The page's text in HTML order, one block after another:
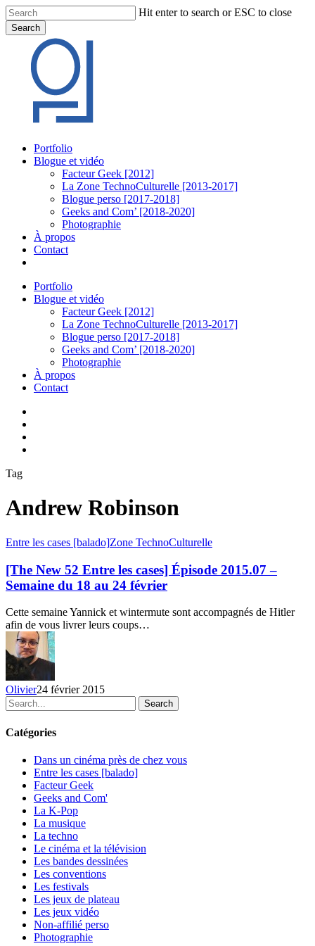
Skip
to
main
content
Hit enter to search or ESC to close
Search
Search
Menu
Portfolio
Blogue et vidéo
Facteur Geek [2012]
La Zone TechnoCulturelle [2013-2017]
Blogue perso [2017-2018]
Geeks and Com’ [2018-2020]
Photographie
À propos
Contact
Portfolio
Blogue et vidéo
Facteur Geek [2012]
La Zone TechnoCulturelle [2013-2017]
Blogue perso [2017-2018]
Geeks and Com’ [2018-2020]
Photographie
À propos
Contact
Tag
Andrew Robinson
[The
52
Entre
les
Épisode
2015.07
Semaine
du
18
au
24
Entre les cases [balado]Zone TechnoCulturelle
[The New 52 Entre les cases] Épisode 2015.07 –
Semaine du 18 au 24 février
Cette semaine Yannick et wintermute sont accompagnés de Hitler
afin de vous livrer leurs coups…
Olivier24 février 2015
Search
Catégories
Dans un cinéma près de chez vous
Entre les cases [balado]
Facteur Geek
Geeks and Com'
La K-Pop
La musique
La techno
Le cinéma et la télévision
Les bandes dessinées
Les conventions
Les festivals
Les jeux de plateau
Les jeux vidéo
Non-affilié perso
Photographie